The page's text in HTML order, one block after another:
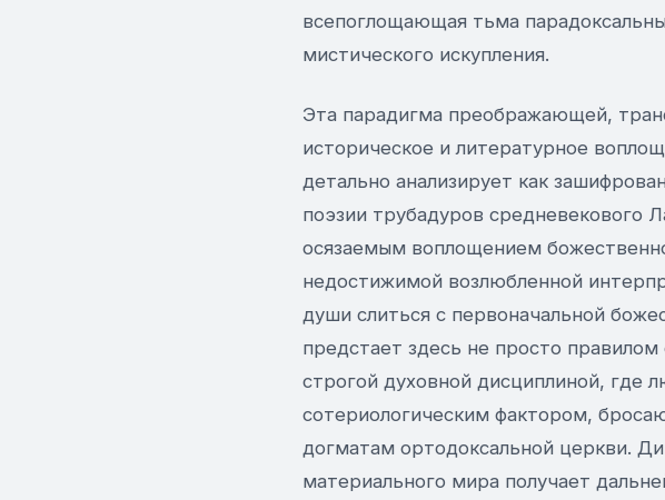
всепоглощающая тьма
мистического искупления.
Эта парадигма преображающей,
историческое и литературное
детально анализирует как
поэзии трубадуров средневекового
осязаемым воплощением
недостижимой возлюбленной
души слиться с первоначальной
предстает здесь не просто
строгой духовной дисциплиной, где
сотериологическим фактором,
догматам ортодоксальной церкви.
материального мира получает